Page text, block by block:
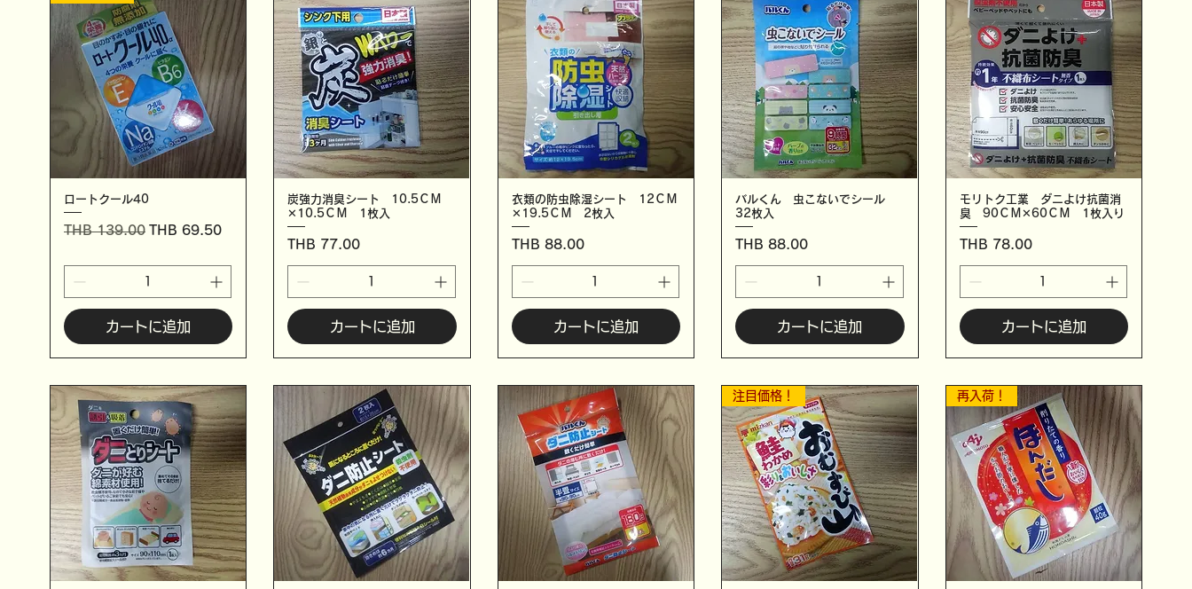
ロートクール40
通常価格
THB 139.00 セール価格
THB 69.50
カートに追加
炭強力消臭シート 10.5ＣＭ
✕10.5ＣＭ 1枚入
価格
THB 77.00
カートに追加
衣類の防虫除湿シート 12ＣＭ
✕19.5ＣＭ 2枚入
価格
THB 88.00
カートに追加
バルくん 虫こないでシール
32枚入
価格
THB 88.00
カートに追加
モリトク工業 ダニよけ抗菌消
臭 90ＣＭ✕60ＣＭ 1枚入り
価格
THB 78.00
カートに追加
注目価格！ 再入荷！